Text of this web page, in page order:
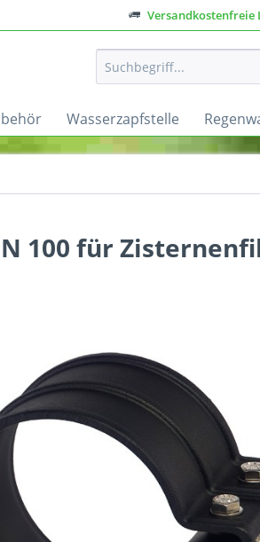
Versandkostenfreie
Wasserzapfstelle
100 für